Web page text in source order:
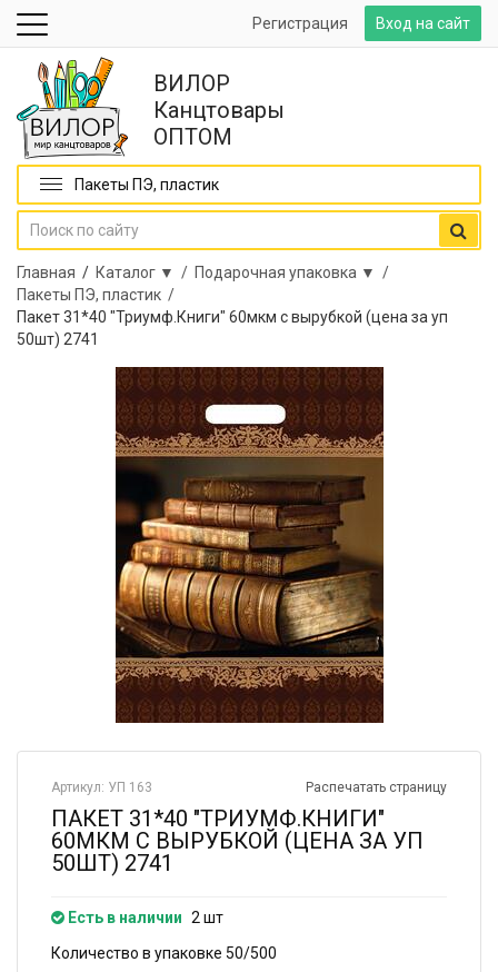
Вход на сайт
Регистрация
ВИЛОР
Канцтовары
ОПТОМ
Пакеты ПЭ, пластик
Главная / Каталог ▼ / Подарочная упаковка ▼ /
Пакеты ПЭ, пластик /
Пакет 31*40 "Триумф.Книги" 60мкм с вырубкой (цена за уп
50шт) 2741
Распечатать страницу
Артикул: УП 163
ПАКЕТ 31*40 "ТРИУМФ.КНИГИ"
60МКМ С ВЫРУБКОЙ (ЦЕНА ЗА УП
50ШТ) 2741
Есть в наличии 2 шт
Количество в упаковке 50/500